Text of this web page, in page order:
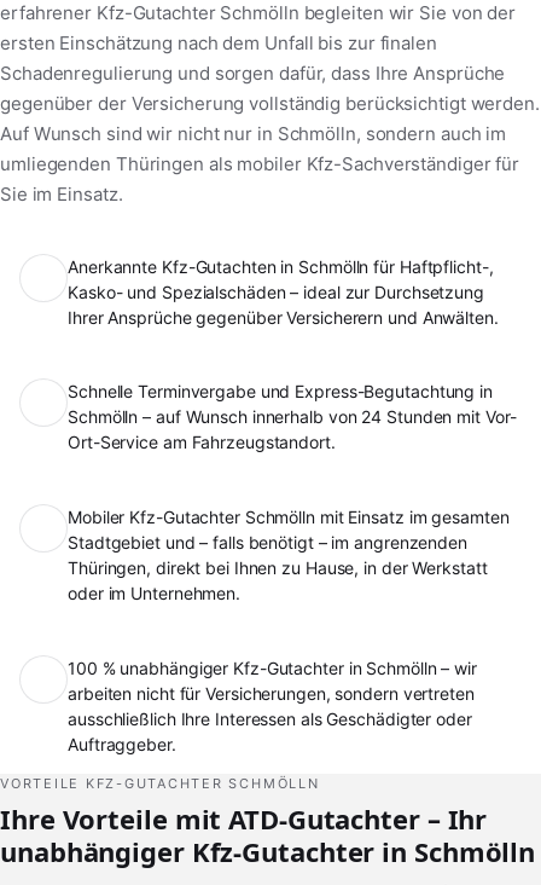
erfahrener Kfz-Gutachter Schmölln begleiten wir Sie von der
ersten Einschätzung nach dem Unfall bis zur finalen
Schadenregulierung und sorgen dafür, dass Ihre Ansprüche
gegenüber der Versicherung vollständig berücksichtigt werden.
Auf Wunsch sind wir nicht nur in Schmölln, sondern auch im
umliegenden Thüringen als mobiler Kfz-Sachverständiger für
Sie im Einsatz.
Anerkannte Kfz-Gutachten in Schmölln für Haftpflicht-,
Kasko- und Spezialschäden – ideal zur Durchsetzung
Ihrer Ansprüche gegenüber Versicherern und Anwälten.
Schnelle Terminvergabe und Express-Begutachtung in
Schmölln – auf Wunsch innerhalb von 24 Stunden mit Vor-
Ort-Service am Fahrzeugstandort.
Mobiler Kfz-Gutachter Schmölln mit Einsatz im gesamten
Stadtgebiet und – falls benötigt – im angrenzenden
Thüringen, direkt bei Ihnen zu Hause, in der Werkstatt
oder im Unternehmen.
100 % unabhängiger Kfz-Gutachter in Schmölln – wir
arbeiten nicht für Versicherungen, sondern vertreten
ausschließlich Ihre Interessen als Geschädigter oder
Auftraggeber.
VORTEILE KFZ-GUTACHTER SCHMÖLLN
Ihre Vorteile mit ATD-Gutachter – Ihr
unabhängiger Kfz-Gutachter in Schmölln